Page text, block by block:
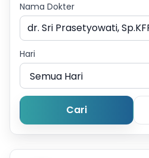
Tentang
Kami
Pelayanan
Informasi
Kontak
Nama Dokter
Hari
Cari